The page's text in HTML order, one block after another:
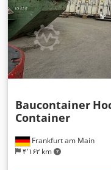
Frankfurt am Main
۴٬۱۶۲ km
Baucontainer
Container